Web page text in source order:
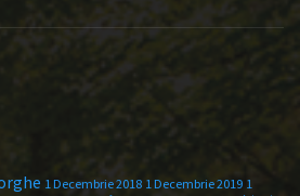
1 Decembrie 2018 1 Decembrie 2019 1